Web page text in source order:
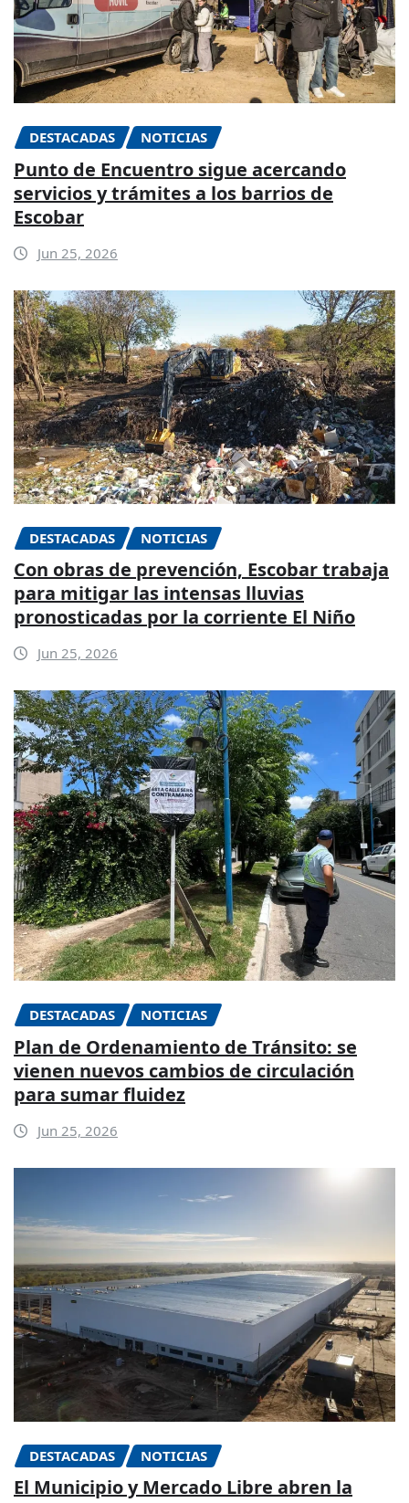
DESTACADAS NOTICIAS
Punto de Encuentro sigue acercando
servicios y trámites a los barrios de
Escobar
Jun 25, 2026
DESTACADAS NOTICIAS
Con obras de prevención, Escobar trabaja
para mitigar las intensas lluvias
pronosticadas por la corriente El Niño
Jun 25, 2026
DESTACADAS NOTICIAS
Plan de Ordenamiento de Tránsito: se
vienen nuevos cambios de circulación
para sumar fluidez
Jun 25, 2026
DESTACADAS NOTICIAS
El Municipio y Mercado Libre abren la